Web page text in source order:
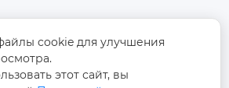
парк, город Наньцзяо,
город Цзыбо, провинция
cookie для улучшения
этот сайт, вы